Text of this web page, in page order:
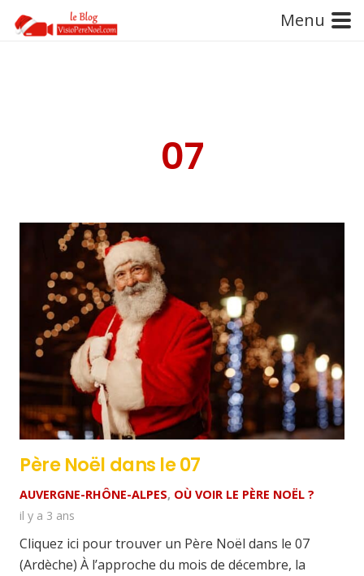
Menu
07
Père Noël dans le 07
AUVERGNE-RHÔNE-ALPES, OÙ VOIR LE PÈRE NOËL ?
il y a 3 ans
Cliquez ici pour trouver un Père Noël dans le 07
(Ardèche) À l’approche du mois de décembre, la